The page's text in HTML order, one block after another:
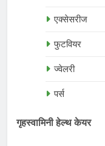
एक्सेसरीज
फुटवियर
ज्वेलरी
पर्स
गृहस्वामिनी हेल्थ केयर